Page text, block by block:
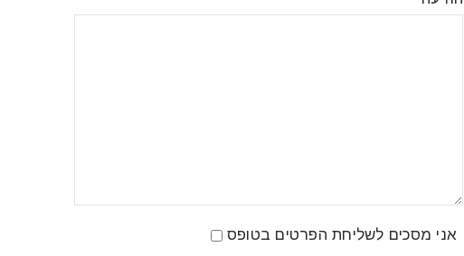
אני מסכים לשליחת הפרטים בטופס